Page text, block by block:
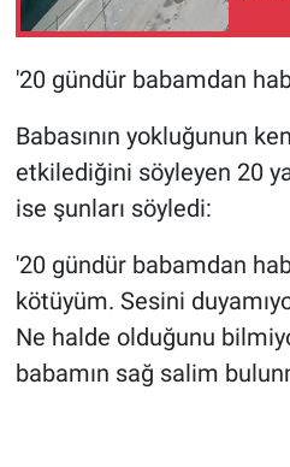
'20 gündür babamdan
Babasının yokluğunun
etkilediğini söyleyen 20
ise şunları söyledi:
'20 gündür babamdan
kötüyüm. Sesini
Ne halde olduğunu
babamın sağ salim